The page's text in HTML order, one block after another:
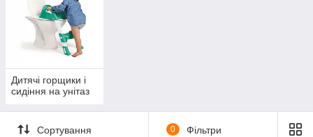
Дитячі горщики і
сидіння на унітаз
Сортування 0 Фільтри